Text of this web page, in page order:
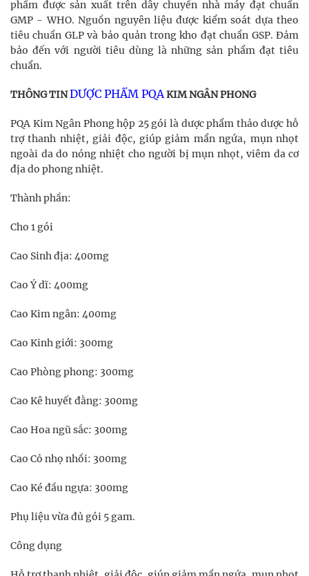
phẩm được sản xuất trên dây chuyền nhà máy đạt chuẩn
GMP - WHO. Nguồn nguyên liệu được kiểm soát dựa theo
tiêu chuẩn GLP và bảo quản trong kho đạt chuẩn GSP. Đảm
bảo đến với người tiêu dùng là những sản phẩm đạt tiêu
chuẩn.
THÔNG TINDƯỢC PHẨM PQAKIM NGÂN PHONG
PQA Kim Ngân Phong hộp 25 gói là dược phẩm thảo dược hỗ
trợ thanh nhiệt, giải độc, giúp giảm mẩn ngứa, mụn nhọt
ngoài da do nóng nhiệt cho người bị mụn nhọt, viêm da cơ
địa do phong nhiệt.
Thành phần:
Cho 1 gói
Cao Sinh địa: 400mg
Cao Ý dĩ: 400mg
Cao Kim ngân: 400mg
Cao Kinh giới: 300mg
Cao Phòng phong: 300mg
Cao Kê huyết đằng: 300mg
Cao Hoa ngũ sắc: 300mg
Cao Cỏ nhọ nhồi: 300mg
Cao Ké đầu ngựa: 300mg
Phụ liệu vừa đủ gói 5 gam.
Công dụng